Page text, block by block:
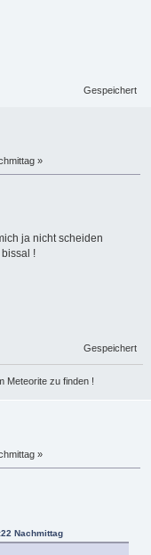
Gespeichert
»
ja nicht scheiden
!
Gespeichert
Meteorite zu finden !
»
Nachmittag